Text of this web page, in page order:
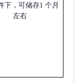
下，可储存1 个月
左右